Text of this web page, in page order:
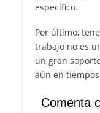
específico.
Por último,
trabajo no es
un gran
aún en
Comenta